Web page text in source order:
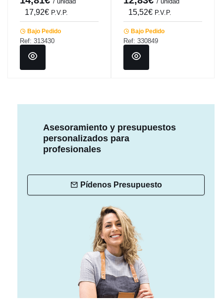
17,92€ P.V.P.
Bajo Pedido
Ref: 313430
15,52€ P.V.P.
Bajo Pedido
Ref: 330849
Asesoramiento y presupuestos
personalizados para
profesionales
Pídenos Presupuesto